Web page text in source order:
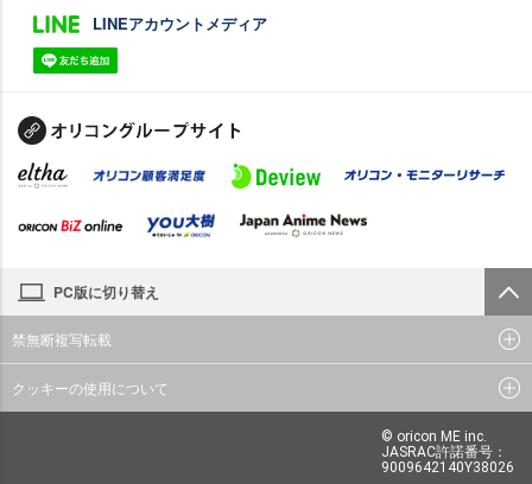
LINEアカウントメディア
PC版に切り替え
禁無断複写転載
クッキーの使用について
© oricon ME inc.
JASRAC許諾番号：
9009642140Y38026